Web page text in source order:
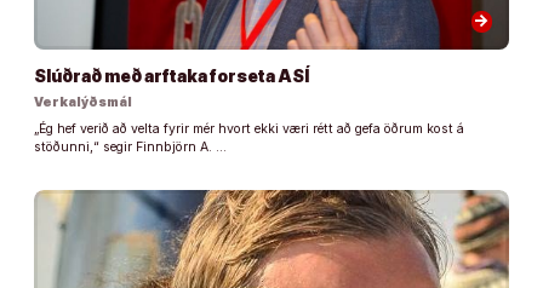
arrow_forward
Slúðrað með arftaka forseta ASÍ
Verkalýðsmál
„Ég hef verið að velta fyrir mér hvort ekki væri rétt að gefa öðrum kost á
stöðunni,“ segir Finnbjörn A. …